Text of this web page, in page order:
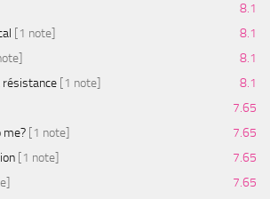
8.1
[1 note]
8.1
8.1
résistance [1 note]
8.1
7.65
me? [1 note]
7.65
[1 note]
7.65
7.65